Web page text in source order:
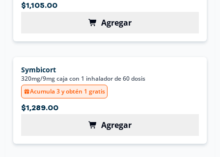
$1,105.00
Agregar
Symbicort
320mg/9mg caja con 1 inhalador de 60 dosis
Acumula 3 y obtén 1 gratis
$1,289.00
Agregar